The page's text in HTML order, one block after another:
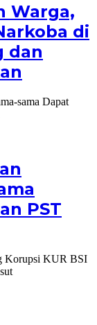
Warga,
di
dan
PST